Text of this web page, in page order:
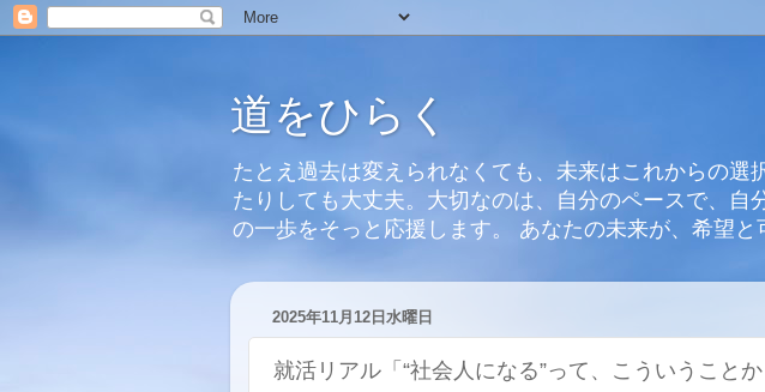
道をひらく
たとえ過去は変えられなくても、未来はこれからの
たりしても大丈夫。大切なのは、自分のペースで、自
の一歩をそっと応援します。 あなたの未来が、希望と
2025年11月12日水曜日
就活リアル「“社会人になる”って、こういうことか